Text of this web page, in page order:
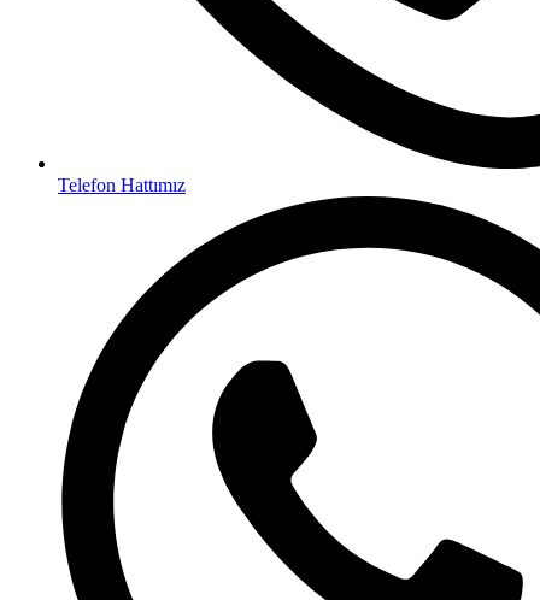
Telefon Hattımız